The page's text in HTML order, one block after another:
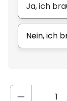
Ja, ich
Nein, ich